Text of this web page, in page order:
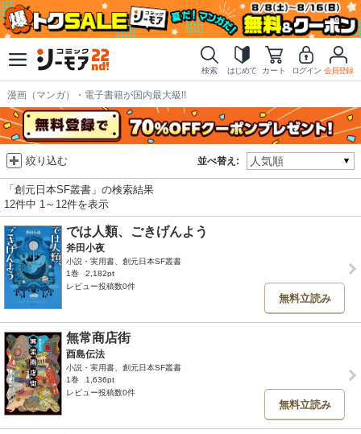
検索 はじめて カート ログイン 会員登録
漫画（マンガ）・電子書籍が国内最大級!!
並べ替え:
絞り込む
「創元日本SF叢書」の検索結果
12件中 1～12件を表示
では人類、ごきげんよう
斧田小夜
小説・実用書、創元日本SF叢書
1巻
2,182pt
レビュー投稿数0件
無料立読み
無常商店街
酉島伝法
小説・実用書、創元日本SF叢書
1巻
1,636pt
レビュー投稿数0件
無料立読み